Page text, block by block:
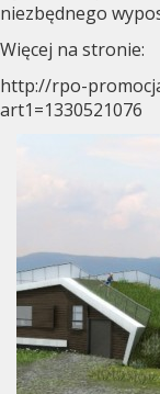
niezbędnego
Więcej na stronie:
http://rpo-
art1=1330521076